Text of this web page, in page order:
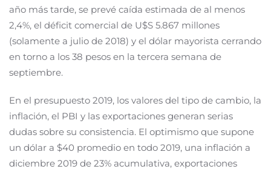
año más tarde, se prevé caída estimada de al menos
2,4%, el déficit comercial de U$S 5.867 millones
(solamente a julio de 2018) y el dólar mayorista cerrando
en torno a los 38 pesos en la tercera semana de
septiembre.
En el presupuesto 2019, los valores del tipo de cambio, la
inflación, el PBI y las exportaciones generan serias
dudas sobre su consistencia. El optimismo que supone
un dólar a $40 promedio en todo 2019, una inflación a
diciembre 2019 de 23% acumulativa, exportaciones